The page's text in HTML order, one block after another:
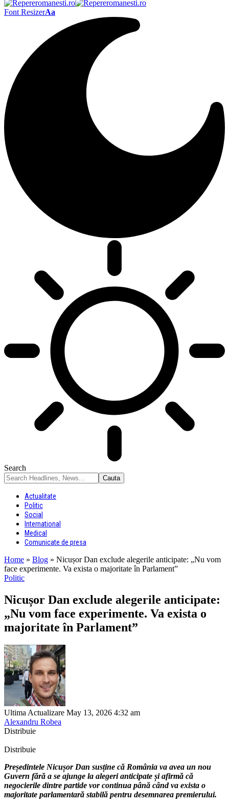
Font ResizerAa
Search
Actualitate
Politic
Social
International
Medical
Comunicate de presa
Home » Blog » Nicușor Dan exclude alegerile anticipate: „Nu vom
face experimente. Va exista o majoritate în Parlament”
Politic
Nicușor Dan exclude alegerile anticipate:
„Nu vom face experimente. Va exista o
majoritate în Parlament”
Ultima Actualizare May 13, 2026 4:32 am
Alexandru Robea
Distribuie
Distribuie
Președintele Nicușor Dan susține că România va avea un nou
Guvern fără a se ajunge la alegeri anticipate și afirmă că
negocierile dintre partide vor continua până când va exista o
majoritate parlamentară stabilă pentru desemnarea premierului.